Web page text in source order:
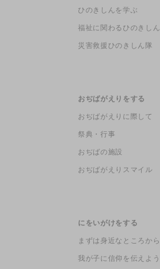
ひのきしんを学ぶ
福祉に関わるひのきしん
災害救援ひのきしん隊
おぢばがえりをする
おぢばがえりに際して
祭典・行事
おぢばの施設
おぢばがえりスマイル
にをいがけをする
まずは身近なところから
我が子に信仰を伝えよう